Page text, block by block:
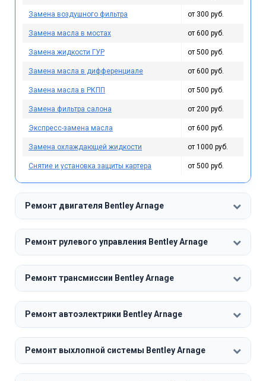
Замена воздушного фильтра от 300 руб.
Замена масла в мостах от 600 руб.
Замена жидкости ГУР от 500 руб.
Замена масла в дифференциале от 600 руб.
Замена масла в РКПП от 500 руб.
Замена фильтра салона от 200 руб.
Экспресс-замена масла от 600 руб.
Замена охлаждающей жидкости от 1000 руб.
Снятие и установка защиты картера от 500 руб.
Ремонт двигателя Bentley Arnage
Ремонт рулевого управления Bentley Arnage
Ремонт трансмиссии Bentley Arnage
Ремонт автоэлектрики Bentley Arnage
Ремонт выхлопной системы Bentley Arnage